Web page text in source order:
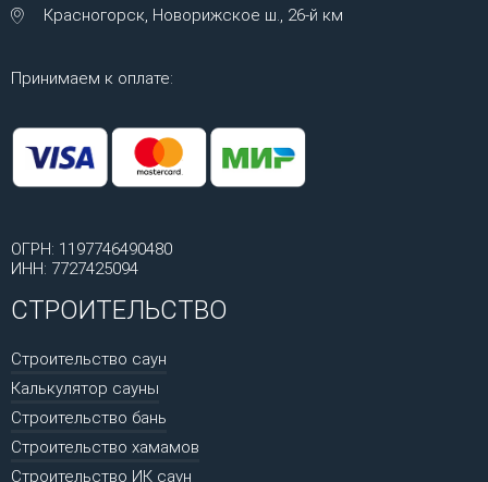
Красногорск, Новорижское ш., 26-й км
Принимаем к оплате:
ОГРН: 1197746490480
ИНН: 7727425094
СТРОИТЕЛЬСТВО
Строительство саун
Калькулятор сауны
Строительство бань
Строительство хамамов
Строительство ИК саун